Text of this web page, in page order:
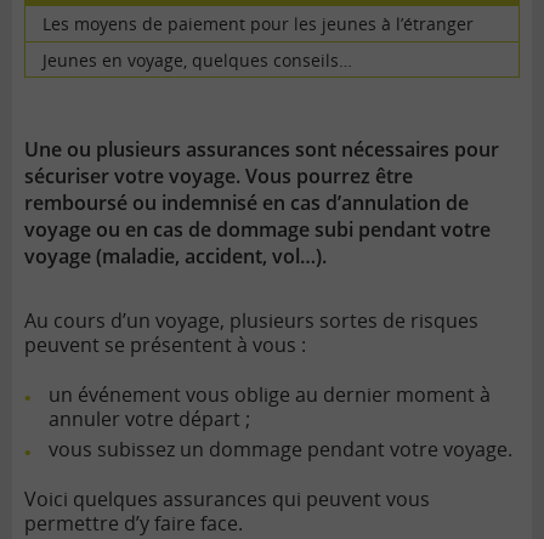
Les moyens de paiement pour les jeunes à l’étranger
Jeunes en voyage, quelques conseils…
Une ou plusieurs assurances sont nécessaires pour
sécuriser votre voyage. Vous pourrez être
remboursé ou indemnisé en cas d’annulation de
voyage ou en cas de dommage subi pendant votre
voyage (maladie, accident, vol…).
Au cours d’un voyage, plusieurs sortes de risques
peuvent se présentent à vous :
un événement vous oblige au dernier moment à
annuler votre départ ;
vous subissez un dommage pendant votre voyage.
Voici quelques assurances qui peuvent vous
permettre d’y faire face.